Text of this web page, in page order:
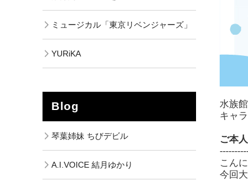
水族
キャ
ご本
こん
今回
ミュージカル「東京リベンジャーズ」
YURiKA
Blog
琴葉姉妹 ちびデビル
A.I.VOICE 結月ゆかり